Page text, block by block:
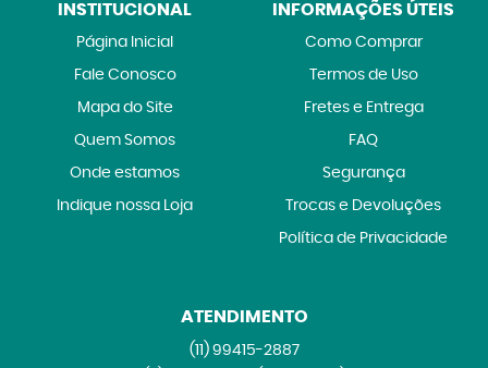
INSTITUCIONAL
Página Inicial
Fale Conosco
Mapa do Site
Quem Somos
Onde estamos
Indique nossa Loja
INFORMAÇÕES ÚTEIS
Como Comprar
Termos de Uso
Fretes e Entrega
FAQ
Segurança
Trocas e Devoluções
Política de Privacidade
ATENDIMENTO
(11)99415-2887